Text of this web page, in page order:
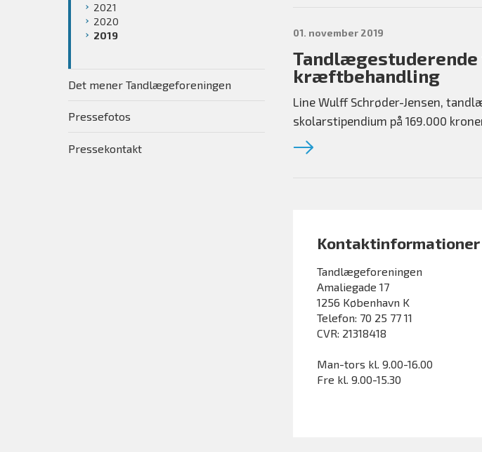
2021
2020
2019
Det mener Tandlægeforeningen
Pressefotos
Pressekontakt
01. november 2019
kræftbehandling
Line Wulff Schrøder-Jensen,
skolarstipendium på 169.000
Kontaktinformationer
Tandlægeforeningen
Amaliegade 17
1256 København K
Telefon: 70 25 77 11
CVR: 21318418
Man-tors kl. 9.00-16.00
Fre kl. 9.00-15.30